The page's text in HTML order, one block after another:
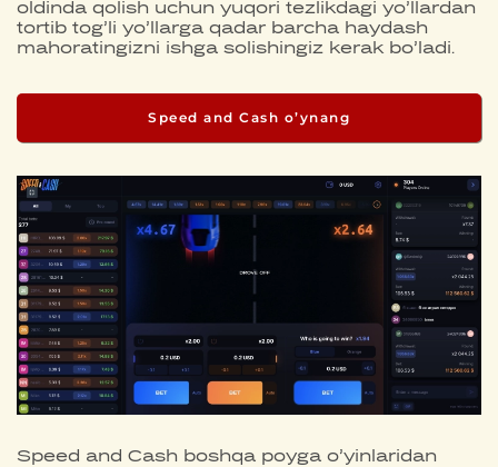
oldinda qolish uchun yuqori tezlikdagi yo’llardan
tortib tog’li yo’llarga qadar barcha haydash
mahoratingizni ishga solishingiz kerak bo’ladi.
Speed and Cash o’ynang
Speed and Cash boshqa poyga o’yinlaridan